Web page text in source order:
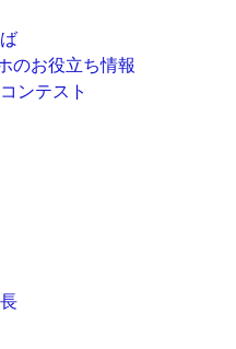
のお役立ち情報
ンテスト